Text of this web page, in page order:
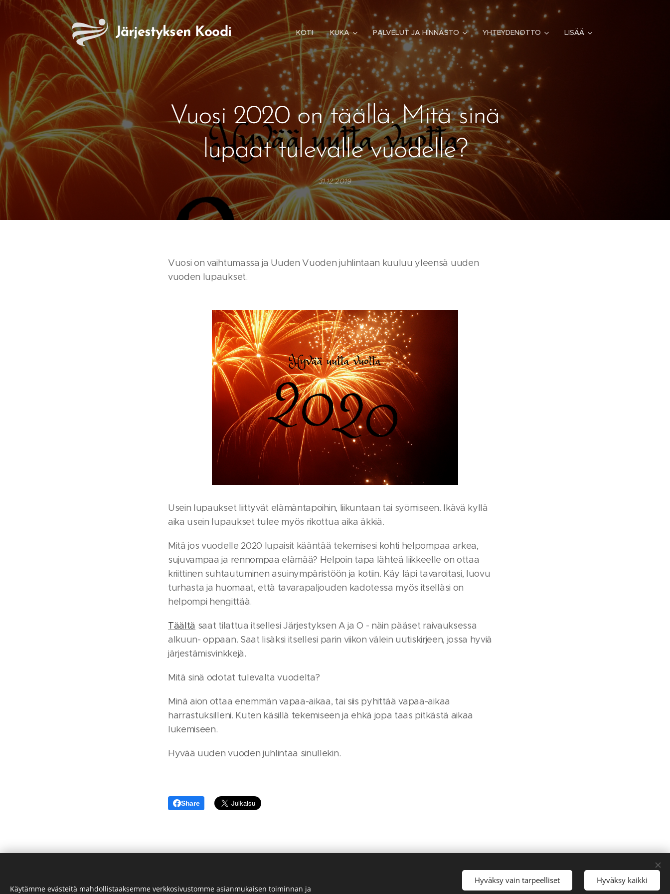
Järjestyksen Koodi KOTI KUKA PALVELUT JA HINNASTO YHTEYDENOTTO LISÄÄ
Vuosi 2020 on täällä. Mitä sinä
lupaat tulevalle vuodelle?
31.12.2019
Vuosi on vaihtumassa ja Uuden Vuoden juhlintaan kuuluu yleensä uuden
vuoden lupaukset.
Usein lupaukset liittyvät elämäntapoihin, liikuntaan tai syömiseen. Ikävä kyllä
aika usein lupaukset tulee myös rikottua aika äkkiä.
Mitä jos vuodelle 2020 lupaisit kääntää tekemisesi kohti helpompaa arkea,
sujuvampaa ja rennompaa elämää? Helpoin tapa lähteä liikkeelle on ottaa
kriittinen suhtautuminen asuinympäristöön ja kotiin. Käy läpi tavaroitasi, luovu
turhasta ja huomaat, että tavarapaljouden kadotessa myös itselläsi on
helpompi hengittää.
Täältä saat tilattua itsellesi Järjestyksen A ja O - näin pääset raivauksessa
alkuun- oppaan. Saat lisäksi itsellesi parin viikon välein uutiskirjeen, jossa hyviä
järjestämisvinkkejä.
Mitä sinä odotat tulevalta vuodelta?
Minä aion ottaa enemmän vapaa-aikaa, tai siis pyhittää vapaa-aikaa
harrastuksilleni. Kuten käsillä tekemiseen ja ehkä jopa taas pitkästä aikaa
lukemiseen.
Hyvää uuden vuoden juhlintaa sinullekin.
Share
Käytämme evästeitä mahdollistaaksemme verkkosivustomme asianmukaisen toiminnan ja
Hyväksy vain tarpeelliset Hyväksy kaikki